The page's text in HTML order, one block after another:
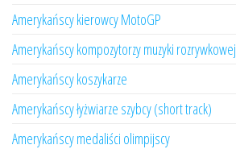
Amerykańscy kierowcy MotoGP
Amerykańscy kompozytorzy muzyki rozrywkowej
Amerykańscy koszykarze
Amerykańscy łyżwiarze szybcy (short track)
Amerykańscy medaliści olimpijscy